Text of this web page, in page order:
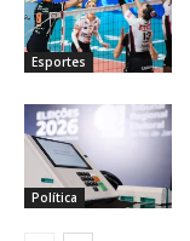
Esportes
Política